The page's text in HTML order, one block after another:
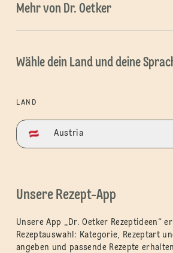
Mehr von Dr. Oetker
Wähle dein Land und deine
LAND
Austria
Unsere Rezept-App
Unsere App „Dr. Oetker Rezeptideen“
Rezeptauswahl: Kategorie, Rezeptart
angeben und passende Rezepte